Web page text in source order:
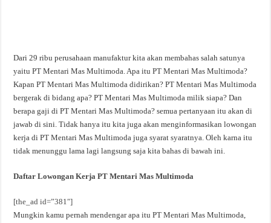
Dari 29 ribu perusahaan manufaktur kita akan membahas salah satunya
yaitu PT Mentari Mas Multimoda. Apa itu PT Mentari Mas Multimoda?
Kapan PT Mentari Mas Multimoda didirikan? PT Mentari Mas Multimoda
bergerak di bidang apa? PT Mentari Mas Multimoda milik siapa? Dan
berapa gaji di PT Mentari Mas Multimoda? semua pertanyaan itu akan di
jawab di sini. Tidak hanya itu kita juga akan menginformasikan lowongan
kerja di PT Mentari Mas Multimoda juga syarat syaratnya. Oleh karna itu
tidak menunggu lama lagi langsung saja kita bahas di bawah ini.
Daftar Lowongan Kerja PT Mentari Mas Multimoda
[the_ad id=”381″]
Mungkin kamu pernah mendengar apa itu PT Mentari Mas Multimoda,